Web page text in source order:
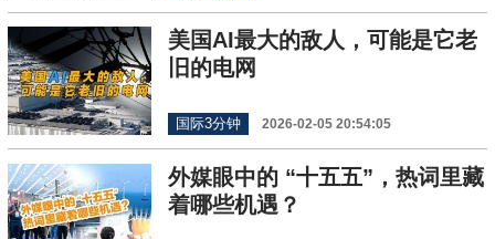
美国AI最大的敌人，可能是它老
旧的电网
国际3分钟 2026-02-05 20:54:05
外媒眼中的 “十五五”，热词里藏
着哪些机遇？